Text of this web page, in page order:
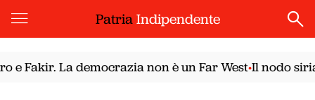
PatriaIndipendente
La democrazia non è un Far West•Il nodo